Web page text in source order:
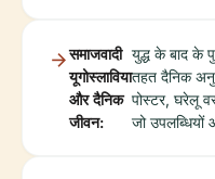
समाजवादी
यूगोस्लाविया
और दैनिक
जीवन:
युद्ध के बाद के
तहत दैनिक
पोस्टर, घरेलू
जो उपलब्धियों